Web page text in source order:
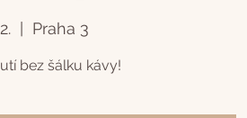
  |
Praha 3
bez šálku kávy!